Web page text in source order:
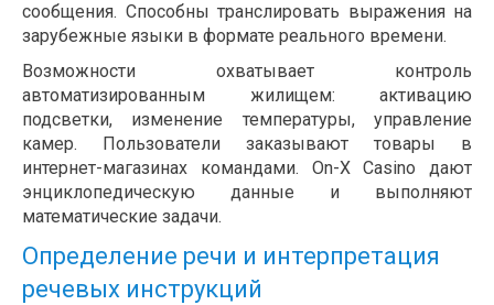
сообщения. Способны транслировать выражения на
зарубежные языки в формате реального времени.
Возможности охватывает контроль
автоматизированным жилищем: активацию
подсветки, изменение температуры, управление
камер. Пользователи заказывают товары в
интернет-магазинах командами. On-X Casino дают
энциклопедическую данные и выполняют
математические задачи.
Определение речи и интерпретация
речевых инструкций